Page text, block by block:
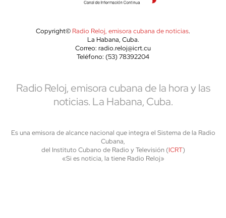
Copyright© Radio Reloj, emisora cubana de noticias.
La Habana, Cuba.
Correo: radio.reloj@icrt.cu
Teléfono: (53) 78392204
Radio Reloj, emisora cubana de la hora y las
noticias. La Habana, Cuba.
Es una emisora de alcance nacional que integra el Sistema de la Radio
Cubana,
del Instituto Cubano de Radio y Televisión (ICRT)
«Si es noticia, la tiene Radio Reloj»